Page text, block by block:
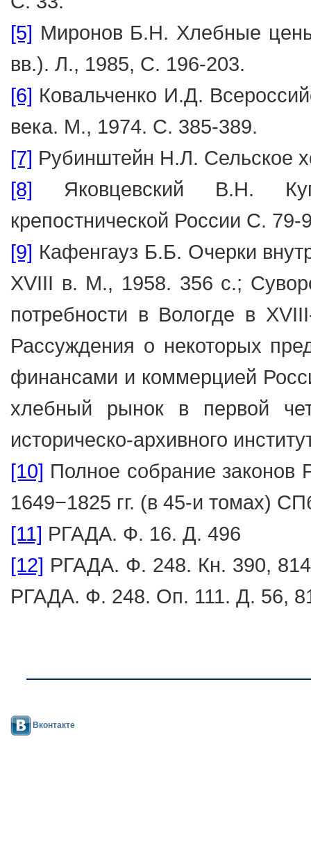
[5] Миронов Б.Н. Хлебные
вв.). Л., 1985, С. 196-203.
[6] Ковальченко И.Д.
века. М., 1974. С. 385-389.
[7] Рубинштейн Н.Л. Сельское
[8] Яковцевский В.Н.
крепостнической России С. 79-
[9] Кафенгауз Б.Б. Очерки
XVIII в. М., 1958. 356 с.;
потребности в Вологде в
Рассуждения о некоторых
финансами и коммерцией
хлебный рынок в первой
историческо-архивного
[10] Полное собрание законов
1649−1825 гг. (в 45-и томах)
[11] РГАДА. Ф. 16. Д. 496
[12] РГАДА. Ф. 248. Кн. 390,
РГАДА. Ф. 248. Оп. 111. Д. 56,
Вконтакте